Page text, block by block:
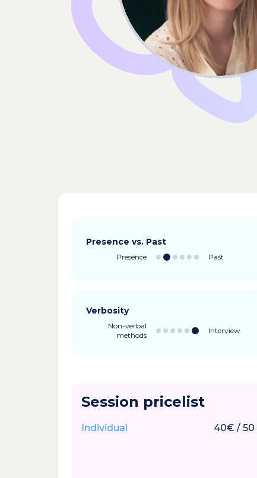
Presence vs. Past
Presence Past
Verbosity
Non-verbal
methods
Interview
Session pricelist
Individual 40€ /50